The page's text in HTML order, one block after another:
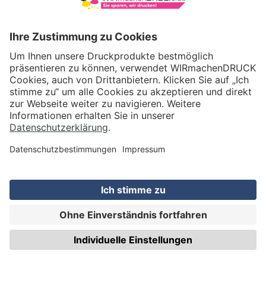
VERSAND
WIRmachenDRUCK GmbH
71522 Backnang